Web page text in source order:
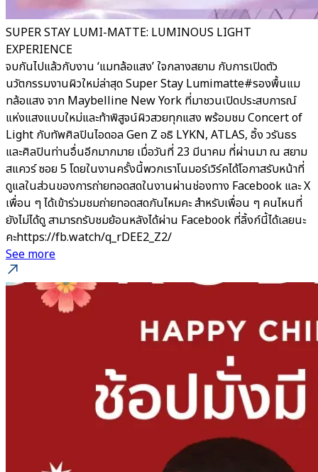
SUPER STAY LUMI-MATTE: LUMINOUS LIGHT
EXPERIENCE
จบกันไปแล้วกับงาน ‘แมทล้อแสง’ ใจกลางสยาม กับการเปิดตัว
นวัตกรรมงานผิวใหม่ล่าสุด Super Stay Lumimatte#รองพื้นแม
ทล้อแสง จาก Maybelline New York ที่มาชวนเปิดประสบการณ์
แห่งแสงแบบใหม่และท้าพิสูจน์ผิวสวยทุกแสง พร้อมชม Concert of
Light กับทัพศิลปินไอดอล Gen Z อธิ LYKN, ATLAS, อิ้ง วรันธร
และศิลปินท่านอื่นอีกมากมาย เมื่อวันที่ 23 มีนาคม ที่ผ่านมา ณ สยาม
สแควร์ ซอย 5 โดยในงานครั้งนี้พวกเราโนมอร์เวิร์คได้โอกาสรับหน้าที่
ดูแลในส่วนของการถ่ายทอดสดในงานผ่านช่องทาง Facebook และ X
เพื่อน ๆ ได้เข้าร่วมชมถ่ายทอดสดกันไหมคะ สำหรับเพื่อน ๆ คนไหนที่
ยังไม่ได้ดู สามารถรับชมย้อนหลังได้ผ่าน Facebook ที่ลิ้งก์นี้ได้เลยนะ
คะhttps://fb.watch/q_rDEE2_Z2/
See more